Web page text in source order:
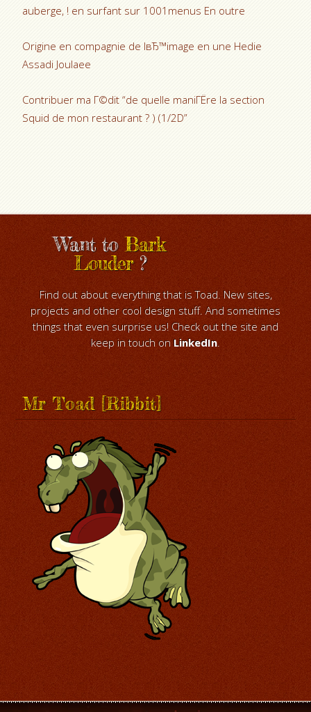
auberge, ! en surfant sur 1001menus En outre
Origine en compagnie de lвЂ™image en une Hedie
Assadi Joulaee
Contribuer ma Г©dit “de quelle maniГЁre la section
Squid de mon restaurant ? ) (1/2D”
Want toBark
Louder?
Find out about everything that is Toad. New sites,
projects and other cool design stuff. And sometimes
things that even surprise us! Check out the site and
keep in touch on LinkedIn.
Mr Toad [Ribbit]